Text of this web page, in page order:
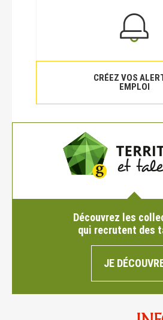
CRÉEZ VOS
EMPLOI
Découvrez les
qui recrutent des
JE